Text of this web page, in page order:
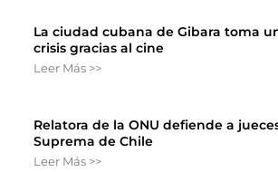
La ciudad cubana de Gibara toma
crisis gracias al cine
Leer Más >>
Relatora de la ONU defiende a
Suprema de Chile
Leer Más >>